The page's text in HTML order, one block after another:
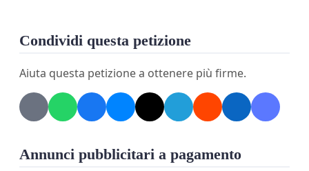
Condividi questa petizione
Aiuta questa petizione a ottenere più firme.
Annunci pubblicitari a pagamento